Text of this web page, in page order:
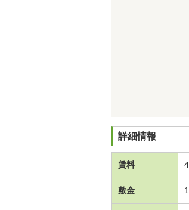
詳細情報
賃料
敷金